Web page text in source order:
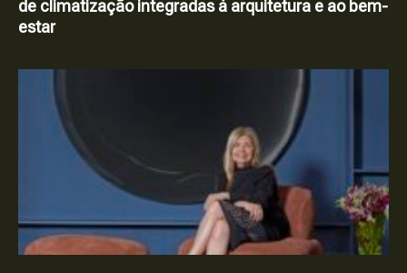
de climatização integradas à arquitetura e ao bem-
estar